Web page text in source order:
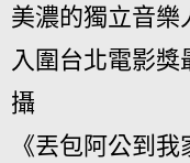
《丟包阿公到